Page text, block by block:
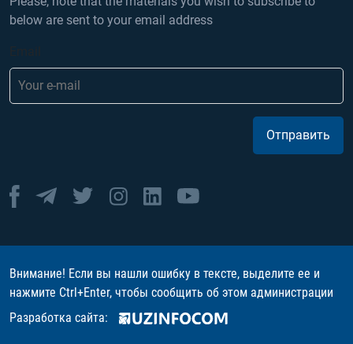
below are sent to your email address
Отправить
Внимание! Если вы нашли ошибку в тексте, выделите ее и
нажмите Ctrl+Enter, чтобы сообщить об этом администрации
Разработка сайта: